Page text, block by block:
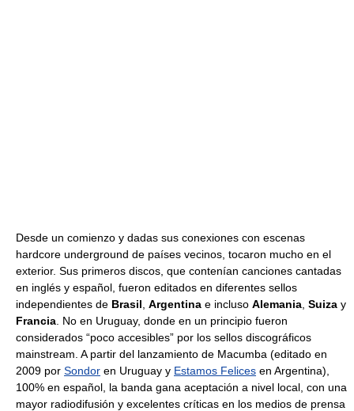
Desde un comienzo y dadas sus conexiones con escenas
hardcore underground de países vecinos, tocaron mucho en el
exterior. Sus primeros discos, que contenían canciones cantadas
en inglés y español, fueron editados en diferentes sellos
independientes de Brasil Argentina e incluso Alemania Suiza y
Francia . No en Uruguay, donde en un principio fueron
considerados “poco accesibles” por los sellos discográficos
mainstream. A partir del lanzamiento de Macumba (editado en
2009 por Sondor en Uruguay y Estamos Felices en Argentina),
100% en español, la banda gana aceptación a nivel local, con una
mayor radiodifusión y excelentes críticas en los medios de prensa